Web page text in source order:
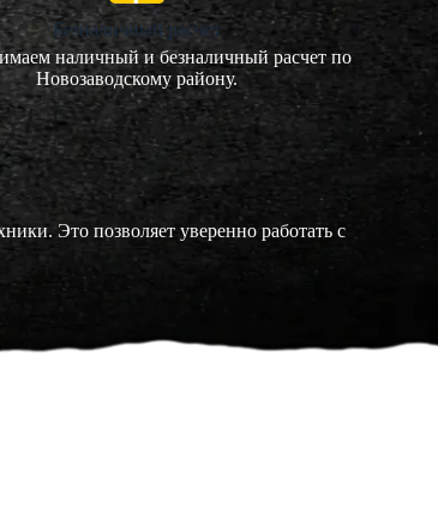
Безналичный расчет
наличный и безналичный расчет по
Новозаводскому району.
Это позволяет уверенно работать с